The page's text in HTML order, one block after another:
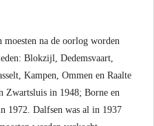
moesten na de oorlog worden
Blokzijl, Dedemsvaart,
Kampen, Ommen en Raalte
Zwartsluis in 1948; Borne en
1972. Dalfsen was al in 1937